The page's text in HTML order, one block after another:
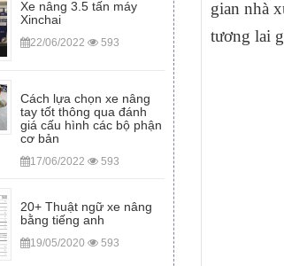
gian nhà
tương lai
Xe nâng 3.5 tấn máy
Xinchai
22/06/2022 593
Cách lựa chọn xe nâng
tay tốt thông qua đánh
giá cấu hình các bộ phận
cơ bản
17/06/2022 593
20+ Thuật ngữ xe nâng
bằng tiếng anh
19/05/2020 593